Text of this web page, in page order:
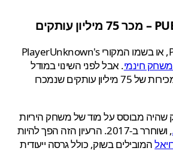
PUBG: Battlegrounds, או בשמו המקורי PlayerUnknown's
חינמי. אבל לפני השינוי במודל
העסקי, המשחק סיכם מכירות של 75 מיליון עותקים שנמכרו
מבוסס על מוד של משחק היריות
, ושוחרר ב-2017. הרעיון הזה הפך להיות
בשוק, כולל גרסה ייעודית